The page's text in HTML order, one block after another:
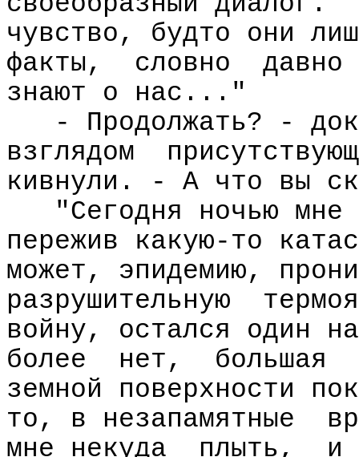
чувство, будто они
факты,
словно
давно
знают о нас..."
- Продолжать? -
взглядом
кивнули. - А что вы
"Сегодня ночью
пережив какую-то
может, эпидемию,
разрушительную
войну, остался один на
более
нет,
большая
земной поверхности
то, в незапамятные
мне некуда
плыть,
и